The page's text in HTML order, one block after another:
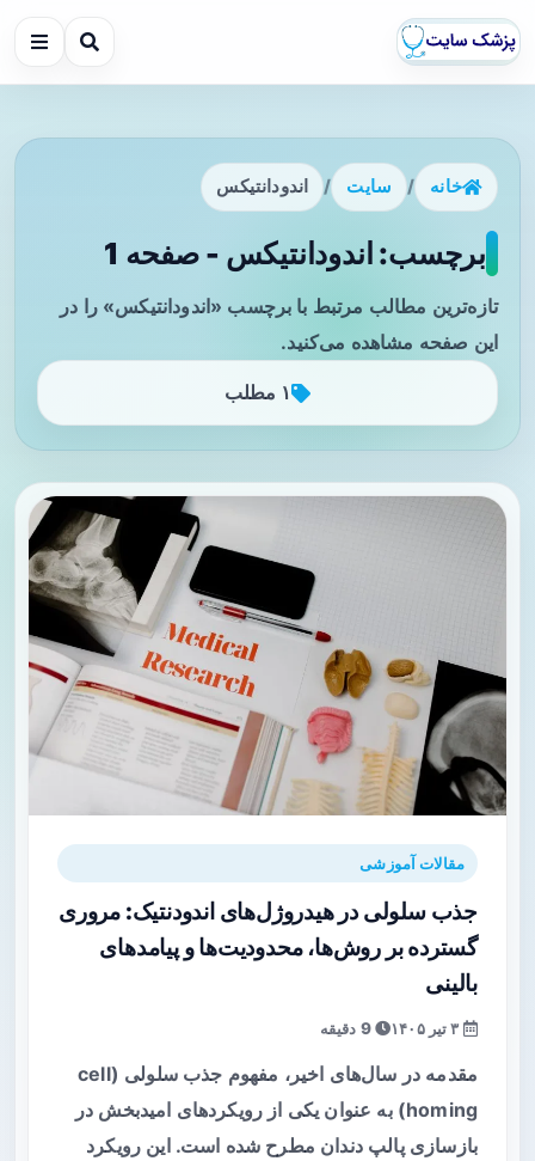
خانه / سایت / اندودانتیکس
برچسب: اندودانتیکس - صفحه 1
تازه‌ترین مطالب مرتبط با برچسب «اندودانتیکس» را در
این صفحه مشاهده می‌کنید.
۱ مطلب
مقالات آموزشی
جذب سلولی در هیدروژل‌های اندودنتیک: مروری
گسترده بر روش‌ها، محدودیت‌ها و پیامدهای
بالینی
9 دقیقه
مقدمه در سال‌های اخیر، مفهوم جذب سلولی (cell
homing) به عنوان یکی از رویکردهای امیدبخش در
بازسازی پالپ دندان مطرح شده است. این رویکرد